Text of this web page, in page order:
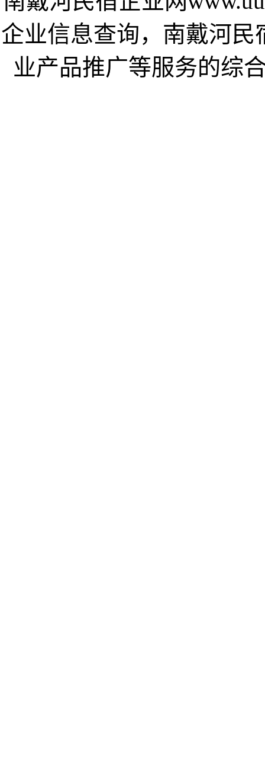
企业信息查询，南戴河
业产品推广等服务的综